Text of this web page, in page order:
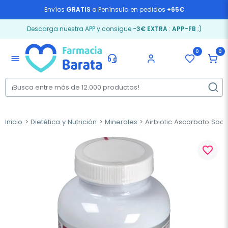
Envíos GRATIS a Península en pedidos +65€
Descarga nuestra APP y consigue -3€ EXTRA: APP-FB ;)
menu
0 0
Inicio Dietética y Nutrición Minerales Airbiotic Ascorbato
favorite_border